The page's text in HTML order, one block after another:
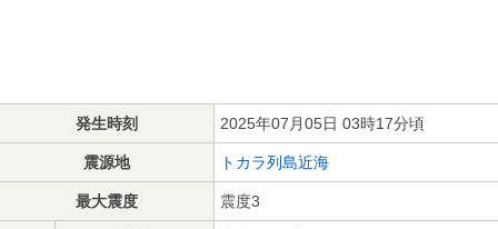
発生時刻 2025年07月05日 03時17分頃
震源地 トカラ列島近海
最大震度 震度3